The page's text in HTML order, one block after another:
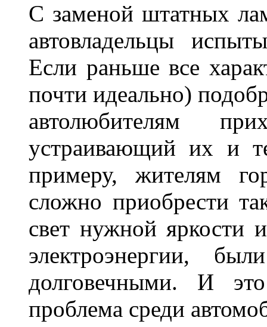
С заменой штатных
автовладельцы
Если раньше все
почти идеально)
автолюбителям
устраивающий их и
примеру, жителям
сложно приобрести
свет нужной яркости
электроэнергии,
долговечными. И
проблема среди